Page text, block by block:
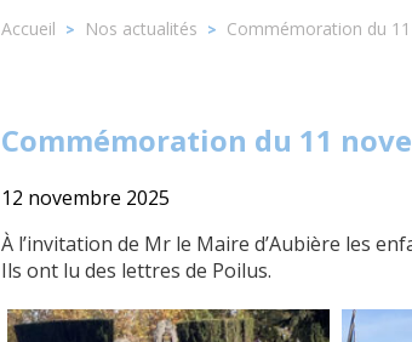
Accueil > Nos actualités > Commémoration du
Commémoration du 11
12 novembre 2025
À l’invitation de Mr le Maire d’Aubière les
Ils ont lu des lettres de Poilus.